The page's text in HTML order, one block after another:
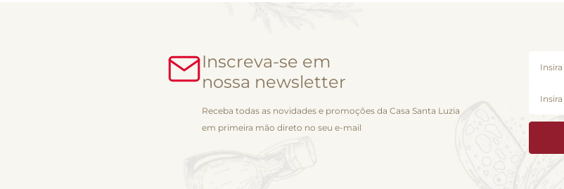
Inscreva-se em
nossa newsletter
Receba todas as novidades e promoções da Casa Santa Luzia
em primeira mão direto no seu e-mail